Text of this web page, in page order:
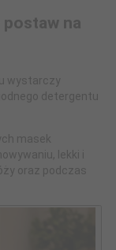
na
wystarczy
detergentu
masek
lekki i
oraz podczas